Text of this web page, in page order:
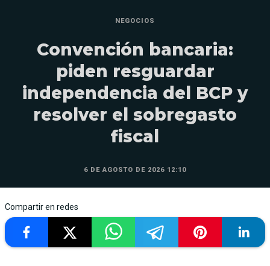
NEGOCIOS
Convención bancaria:
piden resguardar
independencia del BCP y
resolver el sobregasto
fiscal
6 DE AGOSTO DE 2026 12:10
Compartir en redes